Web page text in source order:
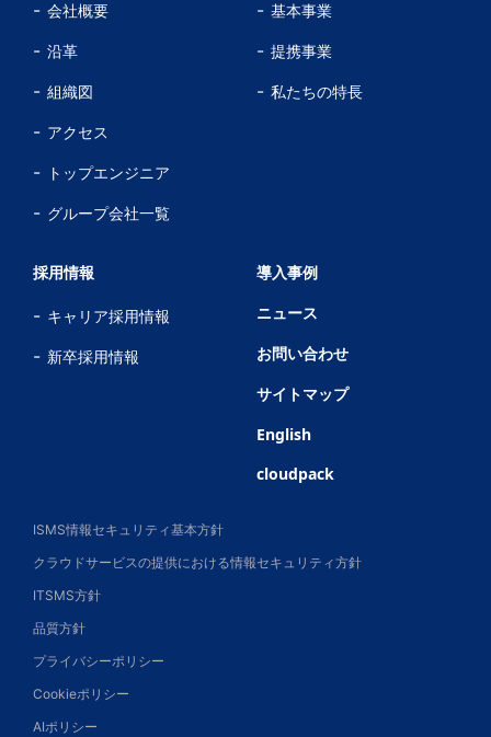
会社概要
沿革
組織図
アクセス
トップエンジニア
グループ会社一覧
基本事業
提携事業
私たちの特長
採用情報
キャリア採用情報
新卒採用情報
導入事例
ニュース
お問い合わせ
サイトマップ
English
cloudpack
ISMS情報セキュリティ基本方針
クラウドサービスの提供における情報セキュリティ方針
ITSMS方針
品質方針
プライバシーポリシー
Cookieポリシー
AIポリシー